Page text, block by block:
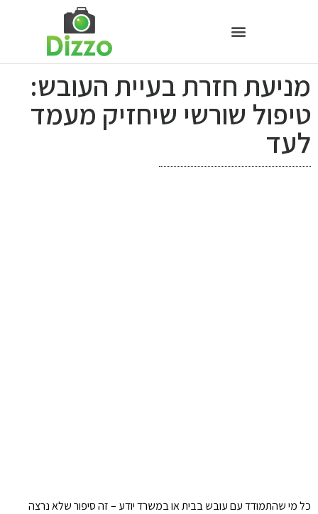
מניעת חזרת בעיית העובש:
טיפול שורשי שיחזיק מעמד
לעד
כל מי שהתמודד עם עובש בבית או במשרד יודע – זה סיפור שלא נרצה